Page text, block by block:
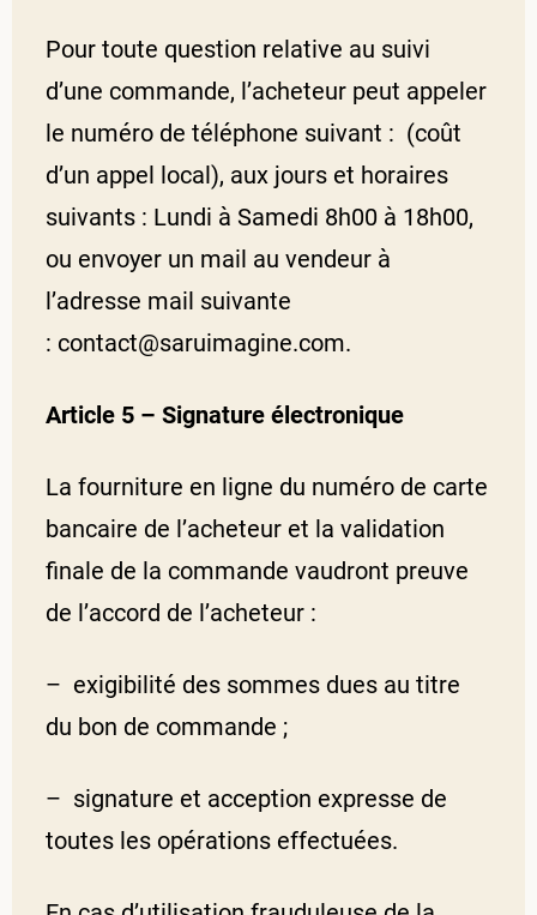
Pour toute question relative au suivi
d’une commande, l’acheteur peut appeler
le numéro de téléphone suivant : (coût
d’un appel local), aux jours et horaires
suivants : Lundi à Samedi 8h00 à 18h00,
ou envoyer un mail au vendeur à
l’adresse mail suivante
: contact@saruimagine.com.
Article 5 – Signature électronique
La fourniture en ligne du numéro de carte
bancaire de l’acheteur et la validation
finale de la commande vaudront preuve
de l’accord de l’acheteur :
– exigibilité des sommes dues au titre
du bon de commande ;
– signature et acception expresse de
toutes les opérations effectuées.